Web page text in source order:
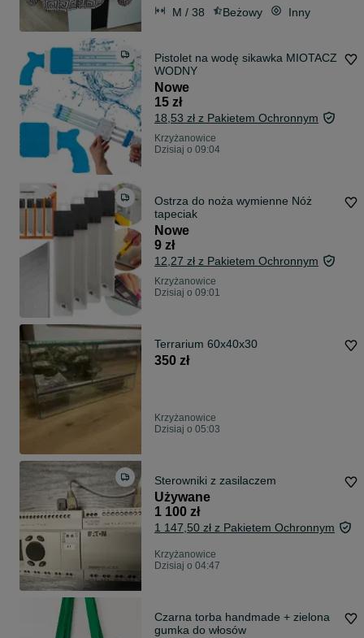
M / 38 Beżowy Inny
Pistolet na wodę sikawka MIOTACZ
WODNY
Nowe
15 zł
18,53 zł z Pakietem Ochronnym
Krzyżanowice
Dzisiaj o 09:04
Ostrza do noża wymienne Nóż
tapeciak
Nowe
9 zł
12,27 zł z Pakietem Ochronnym
Krzyżanowice
Dzisiaj o 09:01
Terrarium 60x40x30
350 zł
Krzyżanowice
Dzisiaj o 05:03
Sterowniki z zasilaczem
Używane
1 100 zł
1 147,50 zł z Pakietem Ochronnym
Krzyżanowice
Dzisiaj o 04:47
Czarna torba handmade + zielona
gumka do włosów